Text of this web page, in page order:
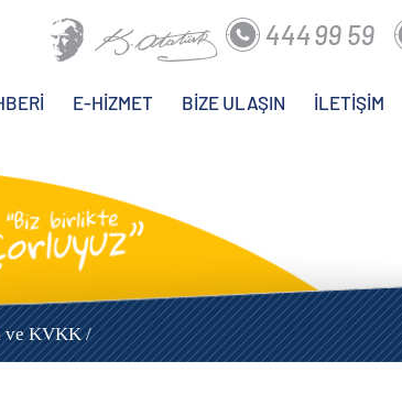
E-HİZMET BİZE ULAŞIN İLETİŞİM
KVKK /